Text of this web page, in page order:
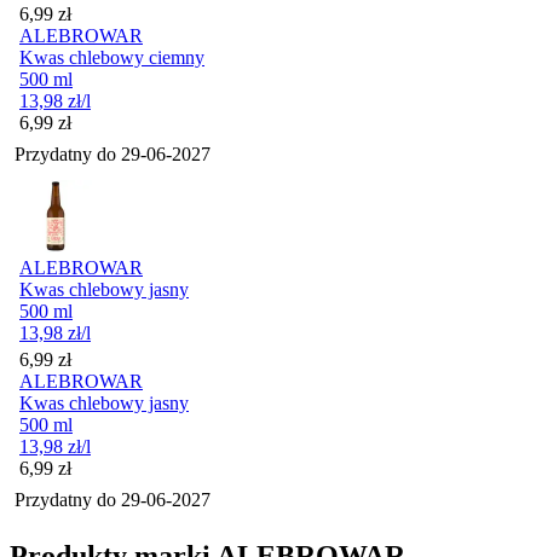
Cena
6,99 zł
ALEBROWAR
Kwas chlebowy ciemny
500 ml
13,98 zł/l
Cena
6,99 zł
Przydatny do 29-06-2027
ALEBROWAR
Kwas chlebowy jasny
500 ml
13,98 zł/l
Cena
6,99 zł
ALEBROWAR
Kwas chlebowy jasny
500 ml
13,98 zł/l
Cena
6,99 zł
Przydatny do 29-06-2027